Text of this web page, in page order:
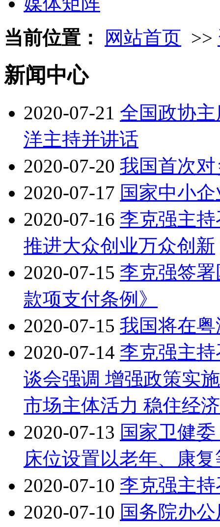
当前位置：
网站首页 >>
新闻中心
2020-07-21 全国政协
洋主持并讲话
2020-07-20 我国首次
2020-07-17 国家中小
2020-07-16 李克强主
推进大众创业万众创新
2020-07-15 李克强签
款项支付条例》
2020-07-15 我国将在
2020-07-14 李克强主
谈会强调 增强政策实
市场主体活力 稳住经
2020-07-13 国家卫健
床位设置以老年、康
2020-07-10 李克强主
2020-07-10 国务院办